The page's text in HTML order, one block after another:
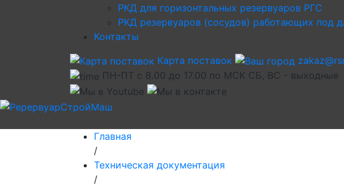
РКД для горизонтальных резервуаров РГС
РКД резервуаров (сосудов) работающих под
Контакты
Карта поставок
ПН-ПТ с 8.00 до 17.00 по МСК СБ, ВС - выходные
Главная
/
Техническая документация
/